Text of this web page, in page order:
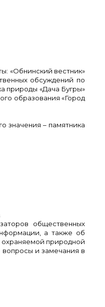
«Обнинский вестник»
обсуждений по
природы «Дача Бугры»
образования «Город
значения – памятника
общественных
а также об
охраняемой природной
вопросы и замечания в